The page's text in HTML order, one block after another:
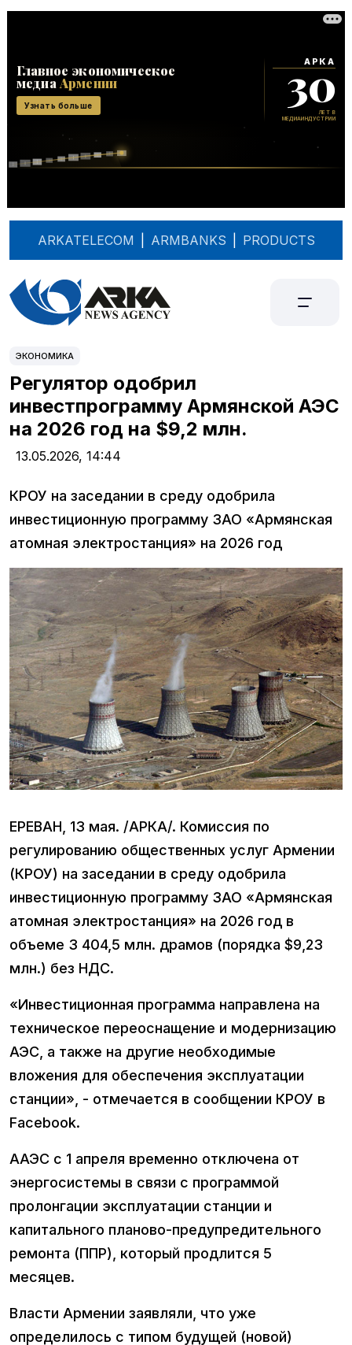
ARKATELECOM ARMBANKS PRODUCTS
ЭКОНОМИКА
Регулятор одобрил
инвестпрограмму Армянской АЭС
на 2026 год на $9,2 млн.
13.05.2026, 14:44
КРОУ на заседании в среду одобрила
инвестиционную программу ЗАО «Армянская
атомная электростанция» на 2026 год
ЕРЕВАН, 13 мая. /АРКА/. Комиссия по
регулированию общественных услуг Армении
(КРОУ) на заседании в среду одобрила
инвестиционную программу ЗАО «Армянская
атомная электростанция» на 2026 год в
объеме 3 404,5 млн. драмов (порядка $9,23
млн.) без НДС.
«Инвестиционная программа направлена на
техническое переоснащение и модернизацию
АЭС, а также на другие необходимые
вложения для обеспечения эксплуатации
станции», - отмечается в сообщении КРОУ в
Facebook.
ААЭС с 1 апреля временно отключена от
энергосистемы в связи с программой
пролонгации эксплуатации станции и
капитального планово-предупредительного
ремонта (ППР), который продлится 5
месяцев.
Власти Армении заявляли, что уже
определилось с типом будущей (новой)